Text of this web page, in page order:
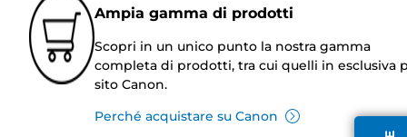
Ampia gamma di prodotti
Scopri in un unico punto la nostra gamma
completa di prodotti, tra cui quelli in esclusiva
sito Canon.
Perché acquistare su Canon